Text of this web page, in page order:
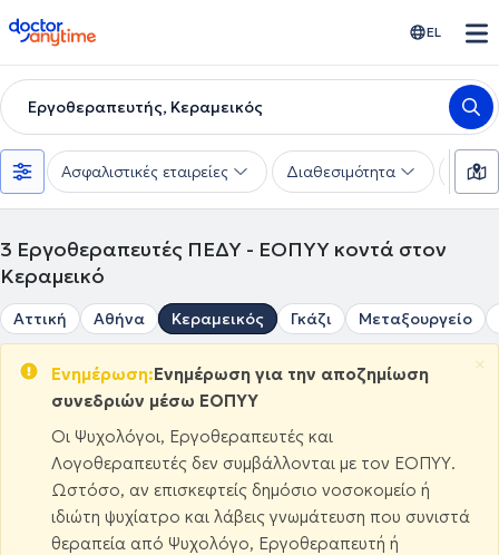
doctoranytime EL
Εργοθεραπευτής, Κεραμεικός
Ασφαλιστικές εταιρείες Διαθεσιμότητα
3 Εργοθεραπευτές ΠΕΔΥ - ΕΟΠΥΥ κοντά στον
Κεραμεικό
Αττική Αθήνα Κεραμεικός Γκάζι Μεταξουργείο
Ενημέρωση:Ενημέρωση για την αποζημίωση
συνεδριών μέσω ΕΟΠΥΥ
Οι Ψυχολόγοι, Εργοθεραπευτές και
Λογοθεραπευτές δεν συμβάλλονται με τον ΕΟΠΥΥ.
Ωστόσο, αν επισκεφτείς δημόσιο νοσοκομείο ή
ιδιώτη ψυχίατρο και λάβεις γνωμάτευση που συνιστά
θεραπεία από Ψυχολόγο, Εργοθεραπευτή ή
×